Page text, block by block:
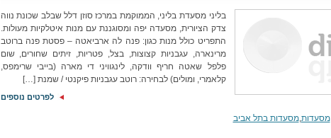
בליני מסעדת בליני, הממוקמת במרכז סוזן דלל שבלב שכונת נווה
צדק הציורית, מסעדה יפה ומסוגננת עם מנות איטלקיות מעולות.
התפריט כולל מנות כגון: פנה לה ארביאטה – פסטת פנה ברוטב
מרינארה, עגבניות קצוצות, בצל, פטריות, זיתים שחורים, שום
פלפל שאטה חריף וודקה, לינגוויני די מארה (בייבי שרימפס,
קלאמרי, ומולים) לבחירה: רוטב עגבניות פיקנטי / שמנת […]
לפרטים נוספים
מסעדות,מסעדות בתל אביב